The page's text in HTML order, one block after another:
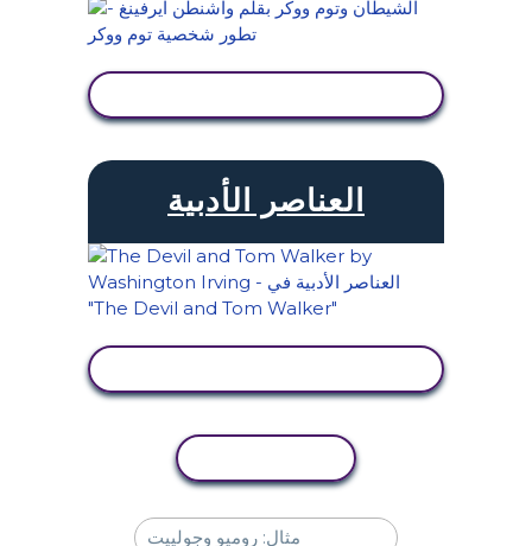
العناصر الأدبية